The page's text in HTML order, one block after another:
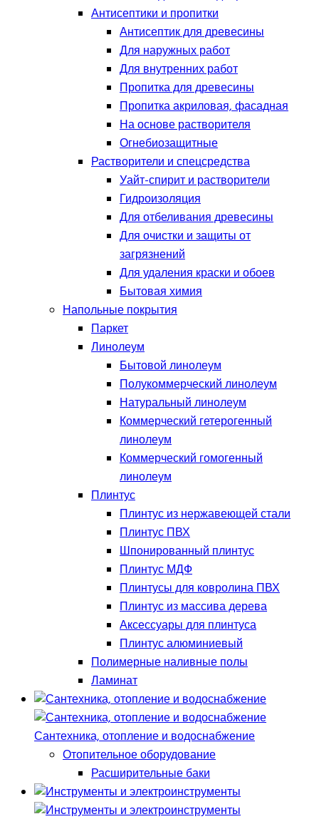
Антисептики и пропитки
Антисептик для древесины
Для наружных работ
Для внутренних работ
Пропитка для древесины
Пропитка акриловая, фасадная
На основе растворителя
Огнебиозащитные
Растворители и спецсредства
Уайт-спирит и растворители
Гидроизоляция
Для отбеливания древесины
Для очистки и защиты от
загрязнений
Для удаления краски и обоев
Бытовая химия
Напольные покрытия
Паркет
Линолеум
Бытовой линолеум
Полукоммерческий линолеум
Натуральный линолеум
Коммерческий гетерогенный
линолеум
Коммерческий гомогенный
линолеум
Плинтус
Плинтус из нержавеющей стали
Плинтус ПВХ
Шпонированный плинтус
Плинтус МДФ
Плинтусы для ковролина ПВХ
Плинтус из массива дерева
Аксессуары для плинтуса
Плинтус алюминиевый
Полимерные наливные полы
Ламинат
Сантехника, отопление и водоснабжение
Отопительное оборудование
Расширительные баки